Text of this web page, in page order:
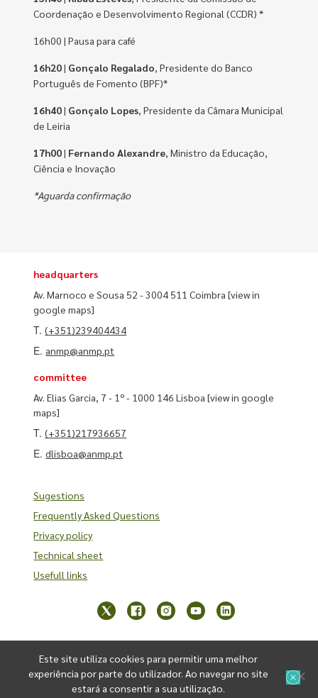
Coordenação e Desenvolvimento Regional (CCDR) *
16h00 | Pausa para café
16h20| Gonçalo Regalado, Presidente do Banco
Português de Fomento (BPF)*
16h40| Gonçalo Lopes, Presidente da Câmara Municipal
de Leiria
17h00| Fernando Alexandre, Ministro da Educação,
Ciência e Inovação
*Aguarda confirmação
headquarters
Av. Marnoco e Sousa 52 - 3004 511 Coimbra[view in
google maps]
T.(+351)239404434
E. anmp@anmp.pt
committee
Av. Elias Garcia, 7 - 1º - 1000 146 Lisboa[view in google
maps]
T.(+351)217936657
E.dlisboa@anmp.pt
Sugestions
Frequently Asked Questions
Privacy policy
Technical sheet
Usefull links
Este site utiliza cookies para permitir uma melhor
experiência por parte do utilizador. Ao navegar no site
estará a consentir a sua utilização.